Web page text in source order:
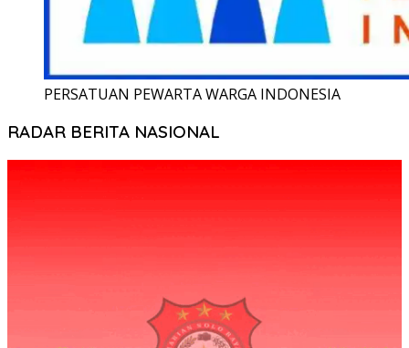
PERSATUAN PEWARTA WARGA INDONESIA
RADAR BERITA NASIONAL